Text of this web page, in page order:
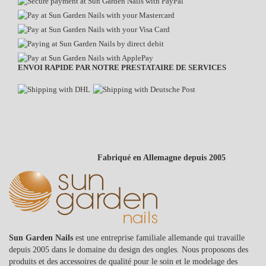
vous aider à créer des designs d'ongles de haute qualité tout en
augmentant l'efficacité de votre salon de manucure.
LAMPES DE TRAVAIL POUR UN
ÉCLAIRAGE PARFAIT
Noslampes de travailsont essentielles pour chaque salon de
designs flexibles, nos lampes sont idéales pour les travaux de détail,
vous permettant de voir chaque aspect de votre nail art. Profitez
d'un éclairage optimal pour tous vos designs d'ongles et stimulez
votre créativité.
APPAREILS DE DURCISSEMENT UV POUR
UN DURCISSEMENT RAPIDE
ENVOI RAPIDE PAR NOTRE PRESTATAIRE DE SERVICES
Fabriqué en Allemagne depuis 2005
Sun Garden Nails est une entreprise familiale allemande qui travaille
depuis 2005 dans le domaine du design des ongles. Nous proposons des
produits et des accessoires de qualité pour le soin et le modelage des